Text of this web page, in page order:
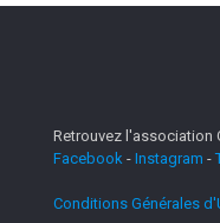
Retrouvez l'association
Facebook - Instagram -
Conditions Générales